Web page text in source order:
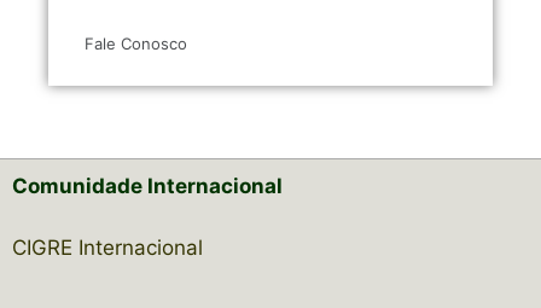
Fale Conosco
Comunidade Internacional
CIGRE Internacional